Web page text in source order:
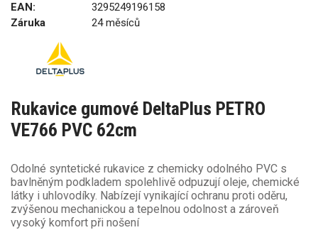
EAN:
3295249196158
Záruka
24 měsíců
Rukavice gumové DeltaPlus PETRO
VE766 PVC 62cm
Odolné syntetické rukavice z chemicky odolného PVC s
bavlněným podkladem spolehlivě odpuzují oleje, chemické
látky i uhlovodíky. Nabízejí vynikající ochranu proti oděru,
zvýšenou mechanickou a tepelnou odolnost a zároveň
vysoký komfort při nošení